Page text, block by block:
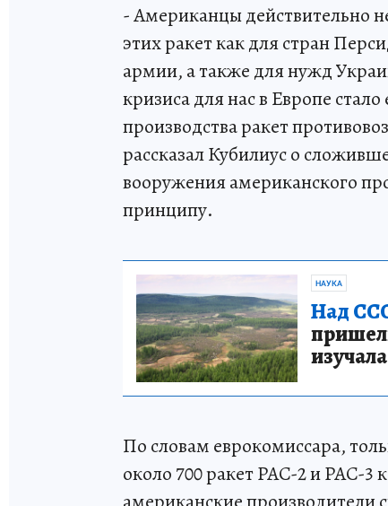
- Американцы действительно
этих ракет как для стран
армии, а также для нужд
кризиса для нас в Европе
производства ракет
рассказал Кубилиус о
вооружения американского
принципу.
НАУКА
Над
По словам еврокомиссара,
около 700 ракет PAC-2 и PAC-